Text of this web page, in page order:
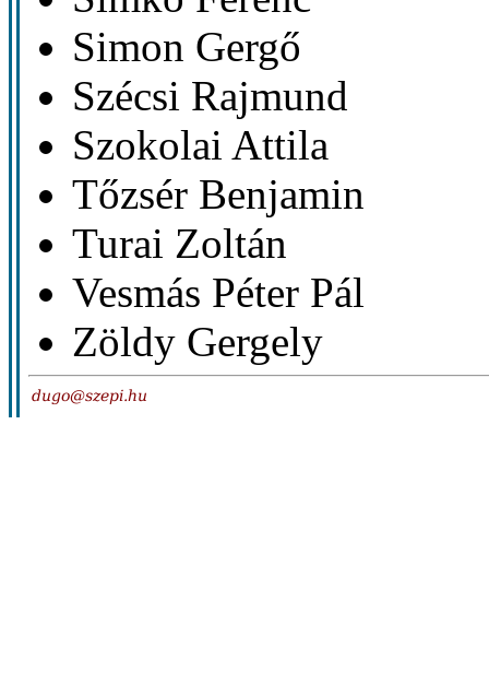
Simon Gergő
Szécsi Rajmund
Szokolai Attila
Tőzsér Benjamin
Turai Zoltán
Vesmás Péter Pál
Zöldy Gergely